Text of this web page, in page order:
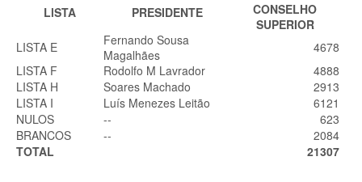
LlSTA
PRESIDENTE
CONSELHO
SUPERIOR
LISTA E
Fernando Sousa
Magalhães
4678
LISTA F
Rodolfo M Lavrador
4888
LISTA H
Soares Machado
2913
LISTA I
Luís Menezes Leitão
6121
NULOS
--
623
BRANCOS
--
2084
TOTAL
21307